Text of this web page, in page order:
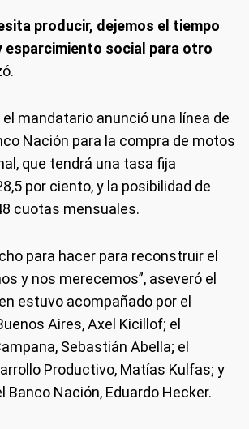
producir, dejemos el tiempo
esparcimiento social para otro
mandatario anunció una línea de
Nación para la compra de motos
que tendrá una tasa fija
por ciento, y la posibilidad de
cuotas mensuales.
para hacer para reconstruir el
y nos merecemos”, aseveró el
estuvo acompañado por el
Aires, Axel Kicillof; el
Sebastián Abella; el
Productivo, Matías Kulfas; y
Banco Nación, Eduardo Hecker.